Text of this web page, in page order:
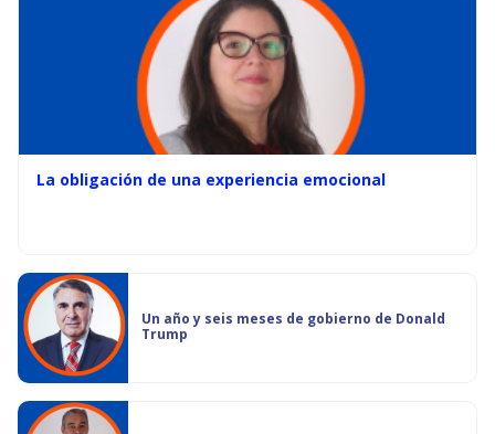
La obligación de una experiencia emocional
Un año y seis meses de gobierno de Donald
Trump